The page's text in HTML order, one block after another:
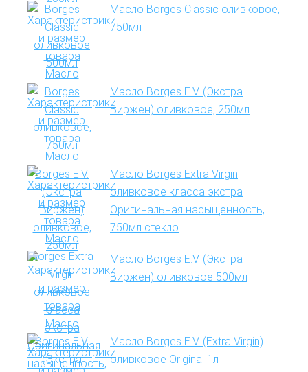
Масло Borges Classic оливковое,
750мл
Масло Borges E.V. (Экстра
Виржен) оливковое, 250мл
Масло Borges Extra Virgin
оливковое класса экстра
Оригинальная насыщенность,
750мл стекло
Масло Borges E.V. (Экстра
Виржен) оливковое 500мл
Масло Borges E.V. (Extra Virgin)
оливковое Original 1л